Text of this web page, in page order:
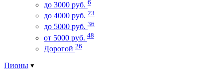
до 3000 руб. 6
до 4000 руб. 23
до 5000 руб. 36
от 5000 руб. 48
Дорогой 26
Пионы